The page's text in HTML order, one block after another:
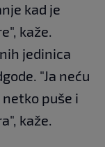
kad je
kaže.
jedinica
"Ja neću
puše i
kaže.